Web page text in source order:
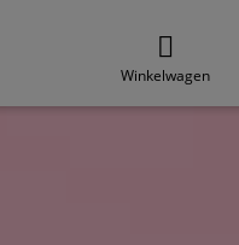
Winkelwagen